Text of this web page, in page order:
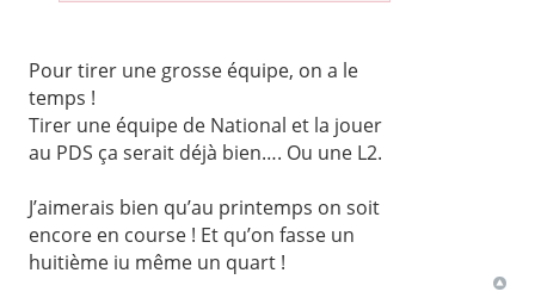
Pour tirer une grosse équipe, on a le
temps !
Tirer une équipe de National et la jouer
au PDS ça serait déjà bien…. Ou une L2.
J’aimerais bien qu’au printemps on soit
encore en course ! Et qu’on fasse un
huitième iu même un quart !